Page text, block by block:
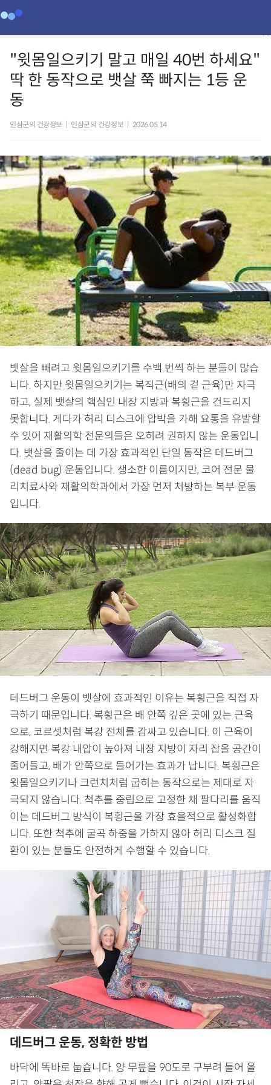
"윗몸일으키기 말고 매일 40번 하세요"
딱 한 동작으로 뱃살 쭉 빠지는 1등 운
동
인삼군의 건강정보 인삼군의 건강정보 2026.05.14
뱃살을 빼려고 윗몸일으키기를 수백 번씩 하는 분들이 많습
니다. 하지만 윗몸일으키기는 복직근(배의 겉 근육)만 자극
하고, 실제 뱃살의 핵심인 내장 지방과 복횡근을 건드리지
못합니다. 게다가 허리 디스크에 압박을 가해 요통을 유발할
수 있어 재활의학 전문의들은 오히려 권하지 않는 운동입니
다. 뱃살을 줄이는 데 가장 효과적인 단일 동작은 데드버그
(dead bug) 운동입니다. 생소한 이름이지만, 코어 전문 물
리치료사와 재활의학과에서 가장 먼저 처방하는 복부 운동
입니다.
데드버그 운동이 뱃살에 효과적인 이유는 복횡근을 직접 자
극하기 때문입니다. 복횡근은 배 안쪽 깊은 곳에 있는 근육
으로, 코르셋처럼 복강 전체를 감싸고 있습니다. 이 근육이
강해지면 복강 내압이 높아져 내장 지방이 자리 잡을 공간이
줄어들고, 배가 안쪽으로 들어가는 효과가 납니다. 복횡근은
윗몸일으키기나 크런치처럼 굽히는 동작으로는 제대로 자
극되지 않습니다. 척추를 중립으로 고정한 채 팔다리를 움직
이는 데드버그 방식이 복횡근을 가장 효율적으로 활성화합
니다. 또한 척추에 굴곡 하중을 가하지 않아 허리 디스크 질
환이 있는 분들도 안전하게 수행할 수 있습니다.
데드버그 운동, 정확한 방법
바닥에 똑바로 눕습니다. 양 무릎을 90도로 구부려 들어 올